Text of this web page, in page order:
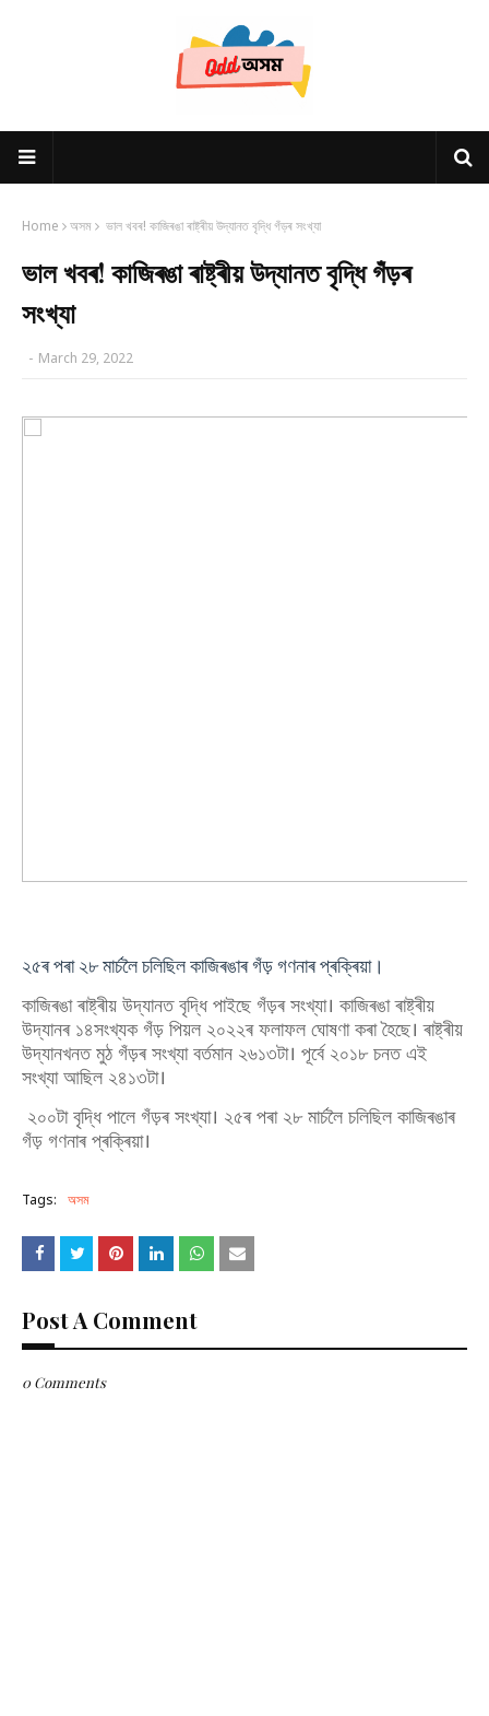
Home অসম ভাল খবৰ! কাজিৰঙা ৰাষ্ট্ৰীয় উদ্যানত বৃদ্ধি গঁড়ৰ সংখ্যা
ভাল খবৰ! কাজিৰঙা ৰাষ্ট্ৰীয় উদ্যানত বৃদ্ধি গঁড়ৰ
সংখ্যা
- March 29, 2022
২৫ৰ পৰা ২৮ মাৰ্চলৈ চলিছিল কাজিৰঙাৰ গঁড় গণনাৰ প্ৰক্ৰিয়া।
কাজিৰঙা ৰাষ্ট্ৰীয় উদ্যানত বৃদ্ধি পাইছে গঁড়ৰ সংখ্যা। কাজিৰঙা ৰাষ্ট্ৰীয়
উদ্যানৰ ১৪সংখ্যক গঁড় পিয়ল ২০২২ৰ ফলাফল ঘোষণা কৰা হৈছে। ৰাষ্ট্ৰীয়
উদ্যানখনত মুঠ গঁড়ৰ সংখ্যা বৰ্তমান ২৬১৩টা। পূৰ্বে ২০১৮ চনত এই
সংখ্যা আছিল ২৪১৩টা।
২০০টা বৃদ্ধি পালে গঁড়ৰ সংখ্যা। ২৫ৰ পৰা ২৮ মাৰ্চলৈ চলিছিল কাজিৰঙাৰ
গঁড় গণনাৰ প্ৰক্ৰিয়া।
Tags: অসম
Post A Comment
0 Comments